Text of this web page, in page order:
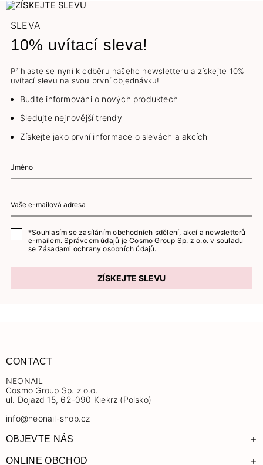
SLEVA
10% uvítací sleva!
Přihlaste se nyní k odběru našeho newsletteru a získejte 10%
uvítací slevu na svou první objednávku!
Buďte informováni o nových produktech
Sledujte nejnovější trendy
Získejte jako první informace o slevách a akcích
*Souhlasím se zasíláním obchodních sdělení, akcí a newsletterů
e-mailem. Správcem údajů je Cosmo Group Sp. z o.o. v souladu
se Zásadami ochrany osobních údajů.
ZÍSKEJTE SLEVU
CONTACT
NEONAIL
Cosmo Group Sp. z o.o.
ul. Dojazd 15, 62-090 Kiekrz (Polsko)
info@neonail-shop.cz
OBJEVTE NÁS +
ONLINE OBCHOD +